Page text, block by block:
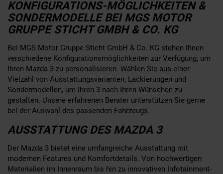
KONFIGURATIONS-MÖGLICHKEITEN &
SONDERMODELLE BEI MGS MOTOR
GRUPPE STICHT GMBH & CO. KG
Bei MGS Motor Gruppe Sticht GmbH & Co. KG stehen Ihnen
verschiedene Konfigurationsmöglichkeiten zur Verfügung, um
Ihren Mazda 3 zu personalisieren. Wählen Sie aus einer
Vielzahl von Ausstattungsvarianten, Lackierungen und
Sondermodellen, um Ihren 3 nach Ihren Wünschen zu
gestalten. Unsere erfahrenen Berater unterstützen Sie gerne
bei der Auswahl des passenden Fahrzeugs.
AUSSTATTUNG DES MAZDA 3
Der Mazda 3 bietet eine umfangreiche Ausstattung mit
modernen Features und Komfortdetails. Von hochwertigen
Materialien im Innenraum bis hin zu innovativen Infotainment-